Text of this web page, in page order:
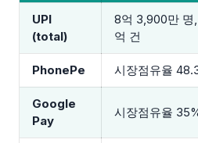
UPI
(total)
8억 3,900만 명
억 건
PhonePe 시장점유율
Google
Pay
시장점유율